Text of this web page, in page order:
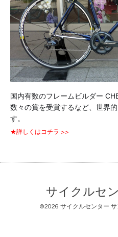
国内有数のフレームビルダー
数々の賞を受賞するなど、世界
す。
★詳しくはコチラ >>
サイクルセ
©2026 サイクルセンター サ